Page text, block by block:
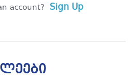
account? Sign Up